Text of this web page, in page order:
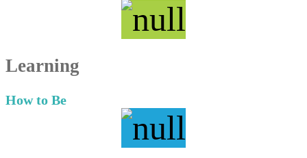
Learning
How to Be